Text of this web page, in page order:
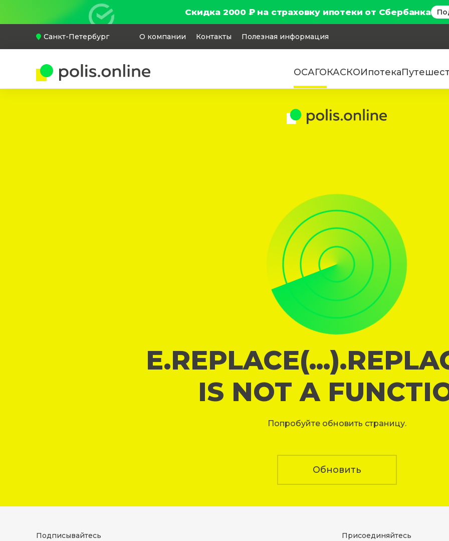
Скидка 2000 ₽ на страховку ипотеки от Сбербанка
Санкт-Петербург О компании Контакты Полезная информация
ОСАГОКАСКОИпотека
IS NOT A
Попробуйте обновить страницу.
Обновить
Подписывайтесь
Присоединяйтесь